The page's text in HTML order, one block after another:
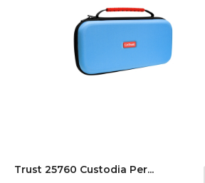
Trust 25760 Custodia Per...